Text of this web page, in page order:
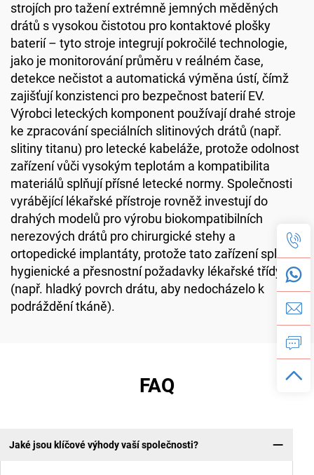
strojích pro tažení extrémně jemných měděných
drátů s vysokou čistotou pro kontaktové plošky
baterií – tyto stroje integrují pokročilé technologie,
jako je monitorování průměru v reálném čase,
detekce nečistot a automatická výměna ústí, čímž
zajišťují konzistenci pro bezpečnost baterií EV.
Výrobci leteckých komponent používají drahé stroje
ke zpracování speciálních slitinových drátů (např.
slitiny titanu) pro letecké kabeláže, protože odolnost
zařízení vůči vysokým teplotám a kompatibilita
materiálů splňují přísné letecké normy. Společnosti
vyrábějící lékařské přístroje rovněž investují do
drahých modelů pro výrobu biokompatibilních
nerezových drátů pro chirurgické stehy a
ortopedické implantáty, protože tato zařízení splňují
hygienické a přesnostní požadavky lékařské třídy
(např. hladký povrch drátu, aby nedocházelo k
podráždění tkáně).
FAQ
Jaké jsou klíčové výhody vaší společnosti?